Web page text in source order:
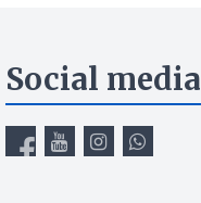
Social media